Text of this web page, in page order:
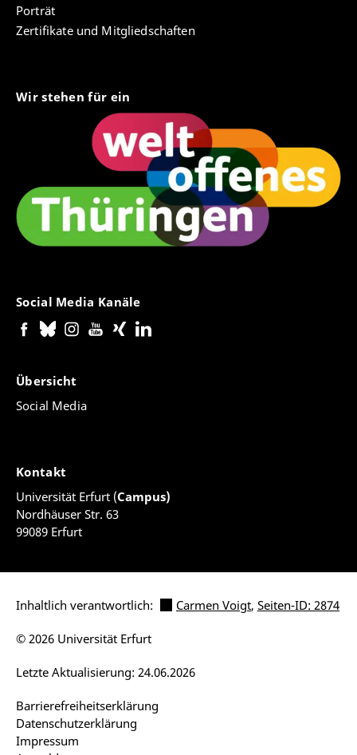
Porträt
Zertifikate und Mitgliedschaften
Wir stehen für ein
Social Media Kanäle
Übersicht
Social Media
Kontakt
Universität Erfurt (Campus)
Nordhäuser Str. 63
99089 Erfurt
Inhaltlich verantwortlich: Carmen Voigt, Seiten-ID: 2874
Barrierefreiheitserklärung
Datenschutzerklärung
Impressum
Letzte Aktualisierung: 24.06.2026
© 2026 Universität Erfurt